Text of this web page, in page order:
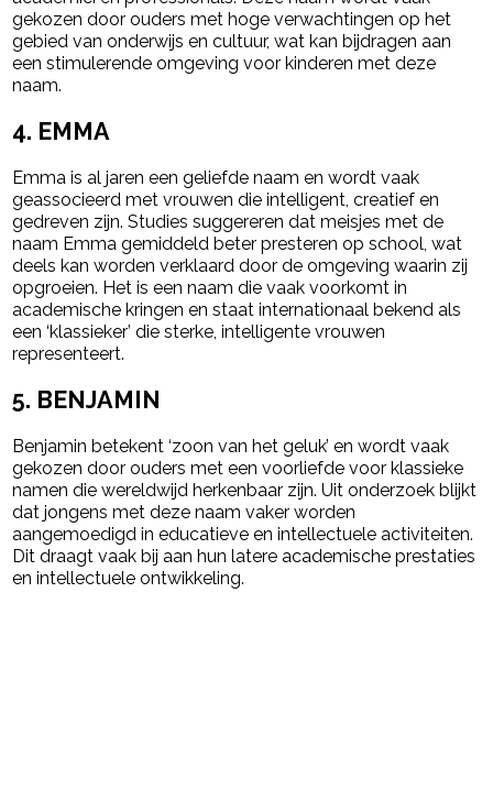
gekozen door ouders met hoge verwachtingen op het
gebied van onderwijs en cultuur, wat kan bijdragen aan
een stimulerende omgeving voor kinderen met deze
naam.
4. EMMA
Emma is al jaren een geliefde naam en wordt vaak
geassocieerd met vrouwen die intelligent, creatief en
gedreven zijn. Studies suggereren dat meisjes met de
naam Emma gemiddeld beter presteren op school, wat
deels kan worden verklaard door de omgeving waarin zij
opgroeien. Het is een naam die vaak voorkomt in
academische kringen en staat internationaal bekend als
een ‘klassieker’ die sterke, intelligente vrouwen
representeert.
5. BENJAMIN
Benjamin betekent ‘zoon van het geluk’ en wordt vaak
gekozen door ouders met een voorliefde voor klassieke
namen die wereldwijd herkenbaar zijn. Uit onderzoek blijkt
dat jongens met deze naam vaker worden
aangemoedigd in educatieve en intellectuele activiteiten.
Dit draagt vaak bij aan hun latere academische prestaties
en intellectuele ontwikkeling.